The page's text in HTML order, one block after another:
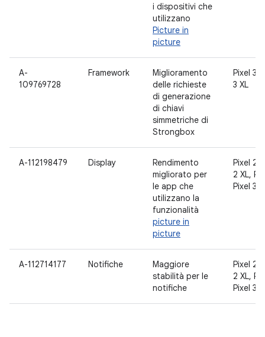
i dispositivi che
utilizzano
Picture in
picture
A-
109769728
Framework
Miglioramento
delle richieste
di generazione
di chiavi
simmetriche di
Strongbox
Pixel 3,
3 XL
A-112198479 Display
Rendimento
migliorato per
le app che
utilizzano la
funzionalità
picture in
picture
Pixel 2,
2 XL,
Pixel 3
A-112714177 Notifiche
Maggiore
stabilità per le
notifiche
Pixel 2,
2 XL,
Pixel 3